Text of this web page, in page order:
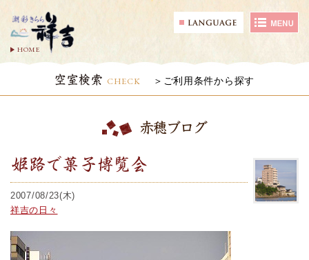
HOME
空室検索 CHECK ご利用条件から探す
赤穂ブログ
姫路で菓子博覧会
2007/08/23(木)
祥吉の日々